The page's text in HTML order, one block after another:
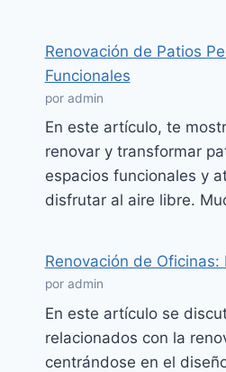
Renovación de Patios
Funcionales
por admin
En este artículo, te
renovar y transformar
espacios funcionales y
disfrutar al aire libre.
Renovación de Oficinas:
por admin
En este artículo se
relacionados con la
centrándose en el